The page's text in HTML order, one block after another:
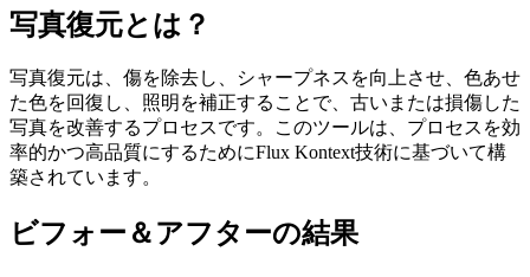
写真復元とは？
写真復元は、傷を除去し、シャープネスを向上させ、色あせ
た色を回復し、照明を補正することで、古いまたは損傷した
写真を改善するプロセスです。このツールは、プロセスを効
率的かつ高品質にするためにFlux Kontext技術に基づいて構
築されています。
ビフォー＆アフターの結果